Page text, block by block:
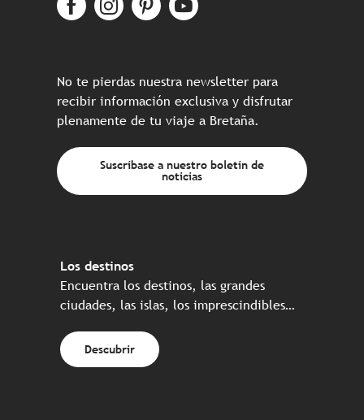
No te pierdas nuestra newsletter para
recibir información exclusiva y disfrutar
plenamente de tu viaje a Bretaña.
Suscríbase a nuestro boletín de
noticias
Los destinos
Encuentra los destinos, las grandes
ciudades, las islas, los imprescindibles…
Descubrir